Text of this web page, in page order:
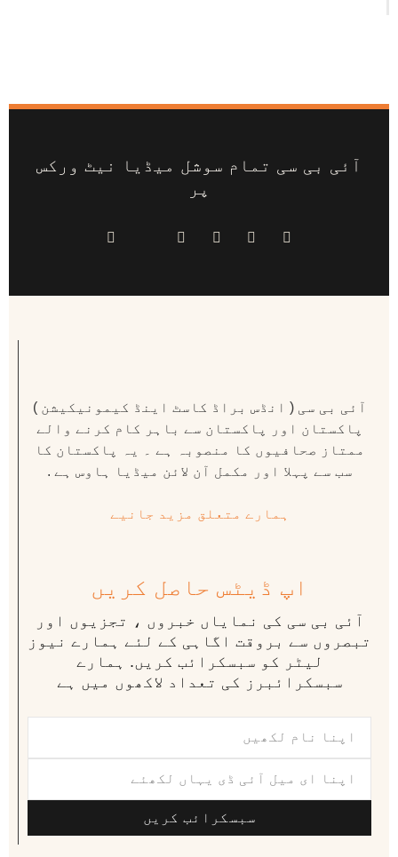
آئی بی سی تمام سوشل میڈیا نیٹ ورکس
پر
آئی بی سی ( انڈس براڈ کاسٹ اینڈ کیمونیکیشن )
پاکستان اور پاکستان سے باہر کام کرنے والے
ممتاز صحافیوں کا منصوبہ ہے ۔ یہ پاکستان کا
سب سے پہلا اور مکمل آن لائن میڈیا ہاوس ہے .
ہمارے متعلق مزید جانیے
اپ ڈیٹس حاصل کریں
آئی بی سی کی نمایاں خبروں ، تجزیوں اور
تبصروں سے بروقت اگاہی کے لئے ہمارے نیوز
لیٹر کو سبسکرائب کریں. ہمارے
سبسکرائبرز کی تعداد لاکھوں میں ہے
سبسکرائب کریں